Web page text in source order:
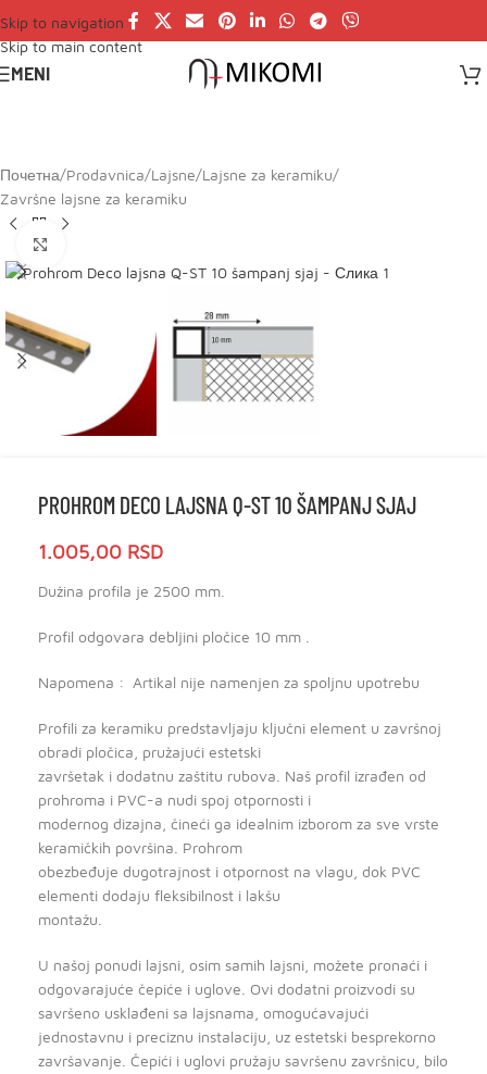
Skip to navigation
Skip to main content
MENI
Почетна/Prodavnica/Lajsne/Lajsne za keramiku/
Završne lajsne za keramiku
PROHROM DECO LAJSNA Q-ST 10 ŠAMPANJ SJAJ
1.005,00 RSD
Dužina profila je 2500 mm.
Profil odgovara debljini pločice 10 mm .
Napomena : Artikal nije namenjen za spoljnu upotrebu
Profili za keramiku predstavljaju ključni element u završnoj
obradi pločica, pružajući estetski
završetak i dodatnu zaštitu rubova. Naš profil izrađen od
prohroma i PVC-a nudi spoj otpornosti i
modernog dizajna, čineći ga idealnim izborom za sve vrste
keramičkih površina. Prohrom
obezbeđuje dugotrajnost i otpornost na vlagu, dok PVC
elementi dodaju fleksibilnost i lakšu
montažu.
U našoj ponudi lajsni, osim samih lajsni, možete pronaći i
odgovarajuće čepiće i uglove. Ovi dodatni proizvodi su
savršeno usklađeni sa lajsnama, omogućavajući
jednostavnu i preciznu instalaciju, uz estetski besprekorno
završavanje. Čepići i uglovi pružaju savršenu završnicu, bilo